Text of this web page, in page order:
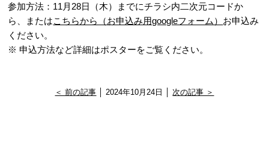
参加方法：11月28日（木）までにチラシ内二次元コードか
ら、またはこちらから（お申込み用googleフォーム） お申込み
ください。
※ 申込方法など詳細はポスターをご覧ください。
＜ 前の記事 │ 2024年10月24日 │次の記事 ＞